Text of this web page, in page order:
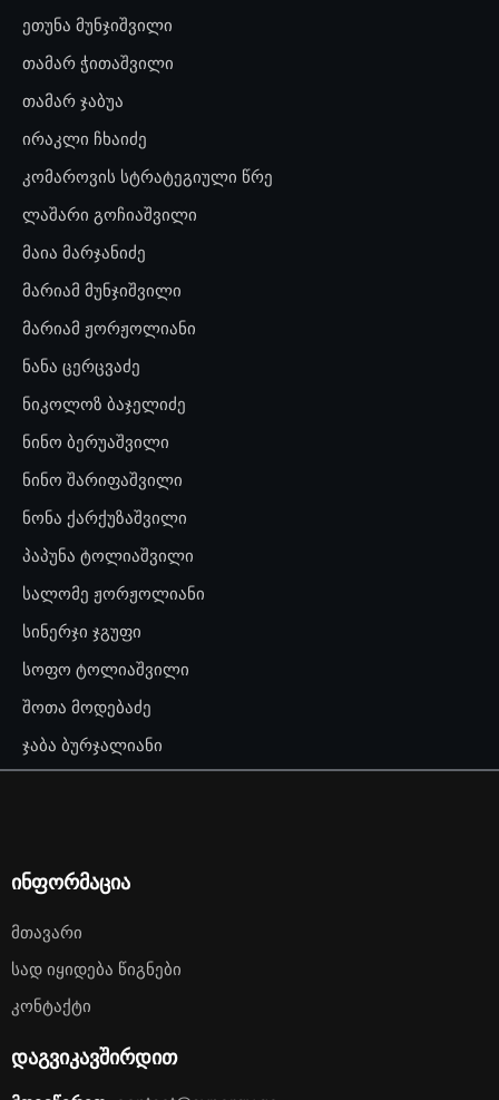
ეთუნა მუნჯიშვილი
თამარ ჭითაშვილი
თამარ ჯაბუა
ირაკლი ჩხაიძე
კომაროვის სტრატეგიული წრე
ლაშარი გოჩიაშვილი
მაია მარჯანიძე
მარიამ მუნჯიშვილი
მარიამ ჟორჟოლიანი
ნანა ცერცვაძე
ნიკოლოზ ბაჯელიძე
ნინო ბერუაშვილი
ნინო შარიფაშვილი
ნონა ქარქუზაშვილი
პაპუნა ტოლიაშვილი
სალომე ჟორჟოლიანი
სინერჯი ჯგუფი
სოფო ტოლიაშვილი
შოთა მოდებაძე
ჯაბა ბურჯალიანი
ინფორმაცია
Მთავარი
Სად Იყიდება Წიგნები
Კონტაქტი
დაგვიკავშირდით